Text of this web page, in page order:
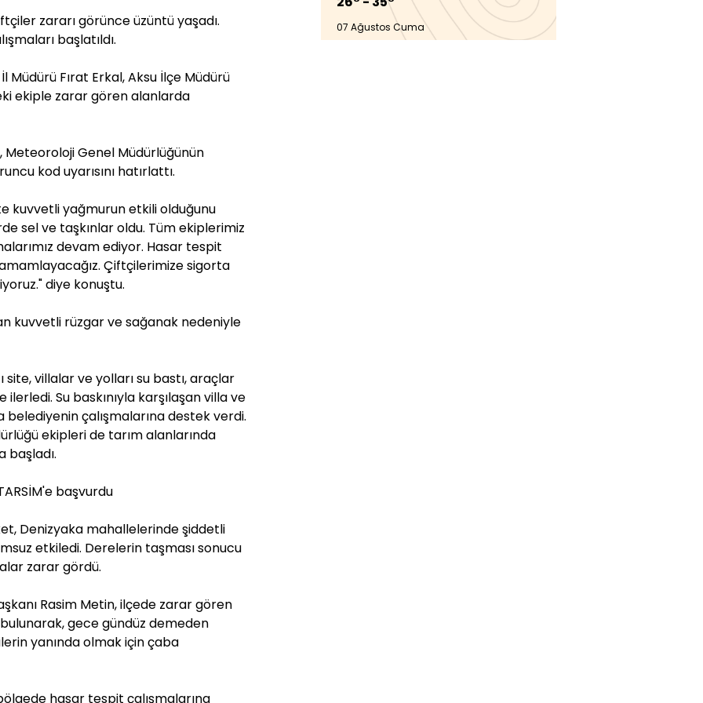
zararı görünce üzüntü yaşadı.
başlatıldı.
Müdürü Fırat Erkal, Aksu İlçe Müdürü
ekiple zarar gören alanlarda
Meteoroloji Genel Müdürlüğünün
kod uyarısını hatırlattı.
kuvvetli yağmurun etkili olduğunu
sel ve taşkınlar oldu. Tüm ekiplerimiz
devam ediyor. Hasar tespit
Çiftçilerimize sigorta
diye konuştu.
kuvvetli rüzgar ve sağanak nedeniyle
site, villalar ve yolları su bastı, araçlar
Su baskınıyla karşılaşan villa ve
çalışmalarına destek verdi.
ekipleri de tarım alanlarında
başladı.
başvurdu
Denizyaka mahallelerinde şiddetli
etkiledi. Derelerin taşması sonucu
zarar gördü.
Rasim Metin, ilçede zarar gören
gece gündüz demeden
yanında olmak için çaba
hasar tespit çalışmalarına
07 Ağustos Cuma